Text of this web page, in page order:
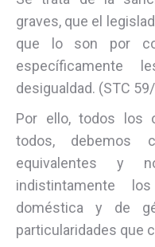
graves, que el
que lo son por
específicamente
desigualdad. (STC
Por ello, todos los
todos, debemos
equivalentes y
indistintamente
doméstica y de
particularidades que